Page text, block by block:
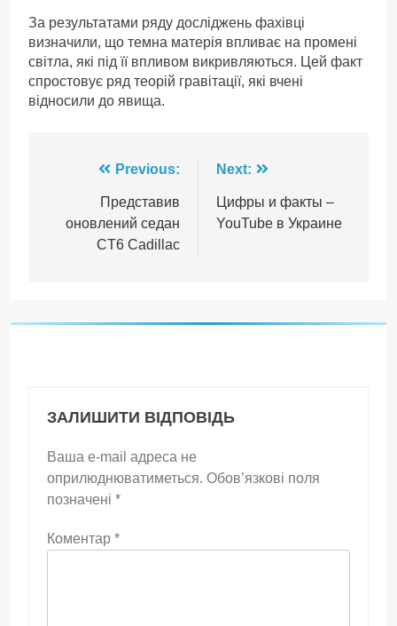
За результатами ряду досліджень фахівці
визначили, що темна матерія впливає на промені
світла, які під її впливом викривляються. Цей факт
спростовує ряд теорій гравітації, які вчені
відносили до явища.
Навігація
записів
Previous:
Представив
оновлений седан
CT6 Cadillac
Next:
Цифры и факты –
YouTube в Украине
ЗАЛИШИТИ ВІДПОВІДЬ
Ваша e-mail адреса не
оприлюднюватиметься. Обов’язкові поля
позначені *
Коментар *